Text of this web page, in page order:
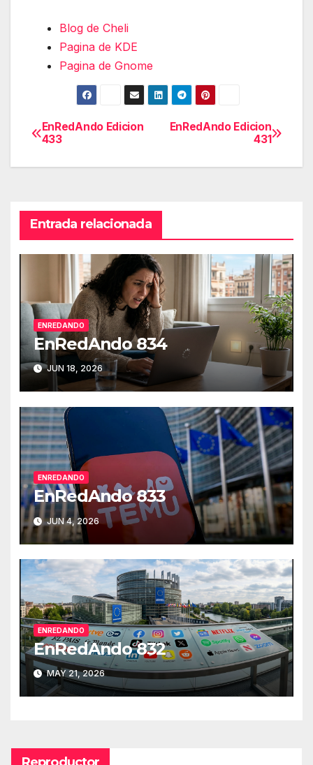
Blog de Cheli
Pagina de KDE
Pagina de Gnome
Navegación
de
EnRedAndo Edicion
431
EnRedAndo Edicion
433
Entrada relacionada
ENREDANDO
EnRedAndo 834
JUN 18, 2026
ENREDANDO
EnRedAndo 833
JUN 4, 2026
ENREDANDO
EnRedAndo 832
MAY 21, 2026